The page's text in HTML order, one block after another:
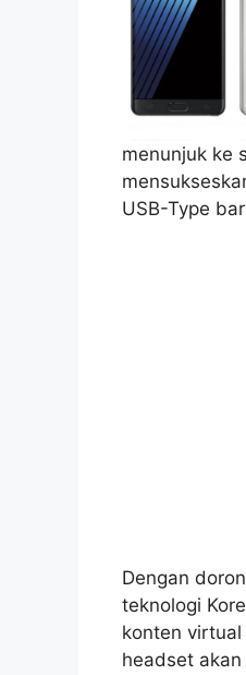
menunjuk ke
USB-Type
Dengan
teknologi
konten
headset